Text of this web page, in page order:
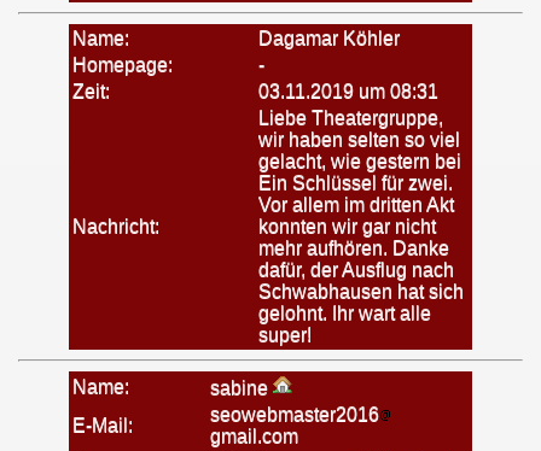
Name:
Dagamar Köhler
Homepage:
-
Zeit:
03.11.2019 um 08:31
Nachricht:
Liebe Theatergruppe,
wir haben selten so viel
gelacht, wie gestern bei
Ein Schlüssel für zwei.
Vor allem im dritten Akt
konnten wir gar nicht
mehr aufhören. Danke
dafür, der Ausflug nach
Schwabhausen hat sich
gelohnt. Ihr wart alle
super!
Name:
sabine
E-Mail:
seowebmaster2016
gmail.com